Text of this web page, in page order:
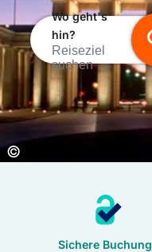
Copyright:
©
Wo geht's
hin?
Reiseziel
suchen
Sichere Buchung